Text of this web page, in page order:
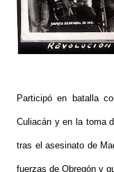
Participó en batalla
Culiacán y en la toma
tras el asesinato de
fuerzas de Obregón y